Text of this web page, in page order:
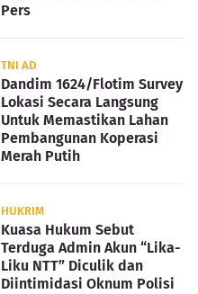
Pers
TNI AD
Dandim 1624/Flotim Survey
Lokasi Secara Langsung
Untuk Memastikan Lahan
Pembangunan Koperasi
Merah Putih
HUKRIM
Kuasa Hukum Sebut
Terduga Admin Akun “Lika-
Liku NTT” Diculik dan
Diintimidasi Oknum Polisi